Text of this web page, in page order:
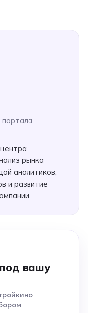
рынка
аналитиков,
и развитие
вашу